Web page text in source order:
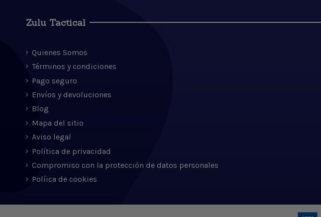
Zulu Tactical
Quienes Somos
Términos y condiciones
Pago seguro
Envíos y devoluciones
Blog
Mapa del sitio
Aviso legal
Política de privacidad
Compromiso con la protección de datos personales
Políica de cookies